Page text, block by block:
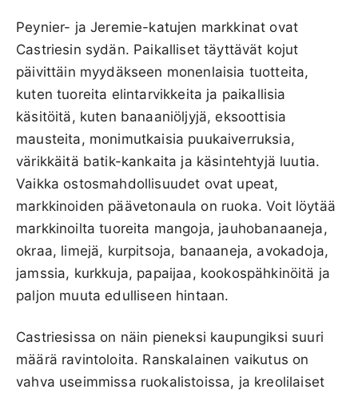
Peynier- ja Jeremie-katujen markkinat ovat
Castriesin sydän. Paikalliset täyttävät kojut
päivittäin myydäkseen monenlaisia tuotteita,
kuten tuoreita elintarvikkeita ja paikallisia
käsitöitä, kuten banaaniöljyjä, eksoottisia
mausteita, monimutkaisia puukaiverruksia,
värikkäitä batik-kankaita ja käsintehtyjä luutia.
Vaikka ostosmahdollisuudet ovat upeat,
markkinoiden päävetonaula on ruoka. Voit löytää
markkinoilta tuoreita mangoja, jauhobanaaneja,
okraa, limejä, kurpitsoja, banaaneja, avokadoja,
jamssia, kurkkuja, papaijaa, kookospähkinöitä ja
paljon muuta edulliseen hintaan.
Castriesissa on näin pieneksi kaupungiksi suuri
määrä ravintoloita. Ranskalainen vaikutus on
vahva useimmissa ruokalistoissa, ja kreolilaiset